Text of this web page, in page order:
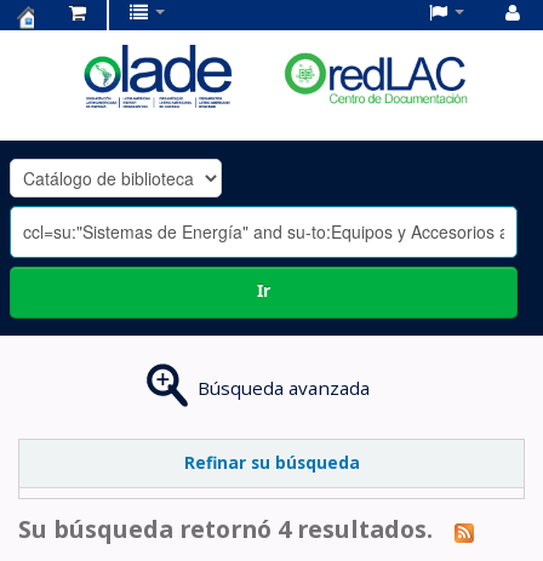
OLADE
-
Ir
Búsqueda avanzada
Refinar su búsqueda
Su búsqueda retornó 4 resultados.